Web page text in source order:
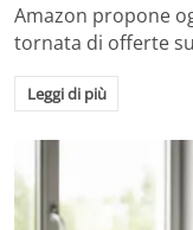
Amazon propone
tornata di offerte
Leggi di più